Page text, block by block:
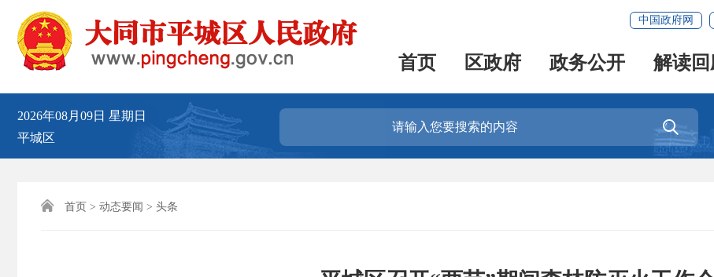
中国政府网
首页 区政府 政务公开 解读回
2026年08月09日 星期日
平城区

 首页 > 动态要闻 > 头条